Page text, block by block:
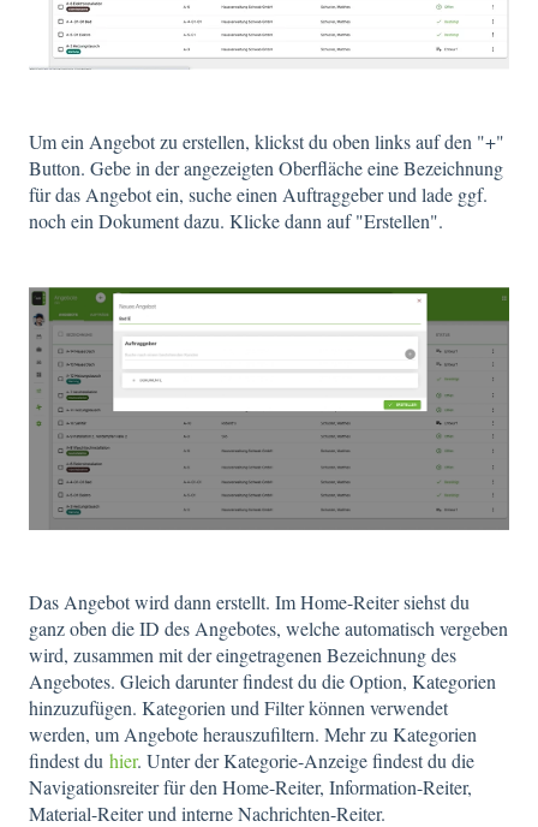
Um ein Angebot zu erstellen, klickst du oben links auf den "+"
Button. Gebe in der angezeigten Oberfläche eine Bezeichnung
für das Angebot ein, suche einen Auftraggeber und lade ggf.
noch ein Dokument dazu. Klicke dann auf "Erstellen".
Das Angebot wird dann erstellt. Im Home-Reiter siehst du
ganz oben die ID des Angebotes, welche automatisch vergeben
wird, zusammen mit der eingetragenen Bezeichnung des
Angebotes. Gleich darunter findest du die Option, Kategorien
hinzuzufügen. Kategorien und Filter können verwendet
werden, um Angebote herauszufiltern. Mehr zu Kategorien
findest du hier. Unter der Kategorie-Anzeige findest du die
Navigationsreiter für den Home-Reiter, Information-Reiter,
Material-Reiter und interne Nachrichten-Reiter.